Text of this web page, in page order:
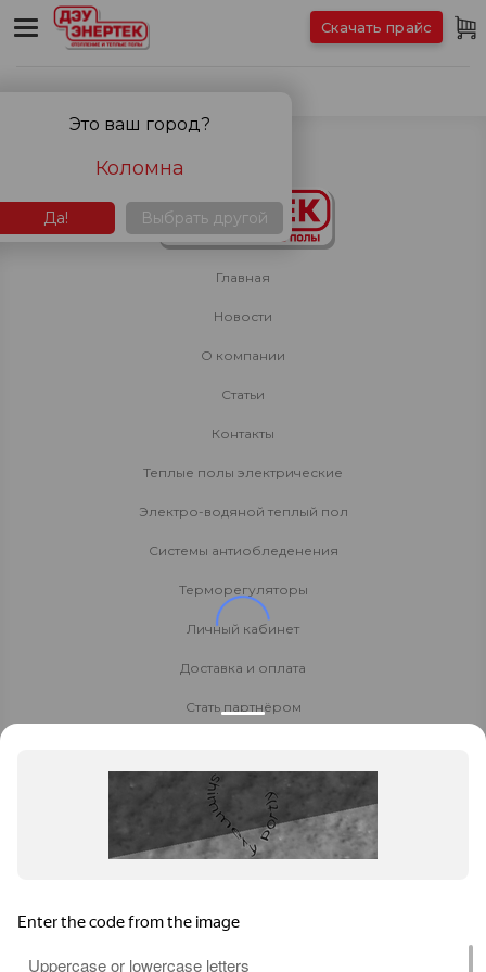
Системы антиобледенения
Главная
Новости
О компании
Статьи
Контакты
Теплые полы электрические
Электро-водяной теплый пол
Системы антиобледенения
Терморегуляторы
Личный кабинет
Доставка и оплата
Стать партнёром
Контакты
8 800 700-80-40
8-926-852-61-06
Скачать прайс
Это ваш город?
Коломна
Да! Выбрать другой